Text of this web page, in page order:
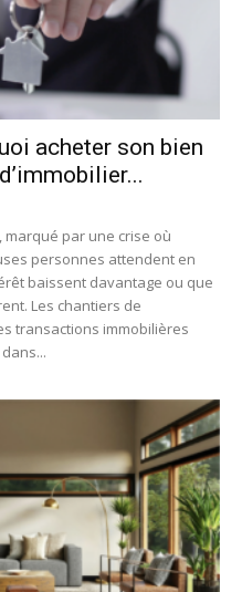
acheter son bien
marqué par une crise où
personnes attendent en
baissent davantage ou que
Les chantiers de
transactions immobilières